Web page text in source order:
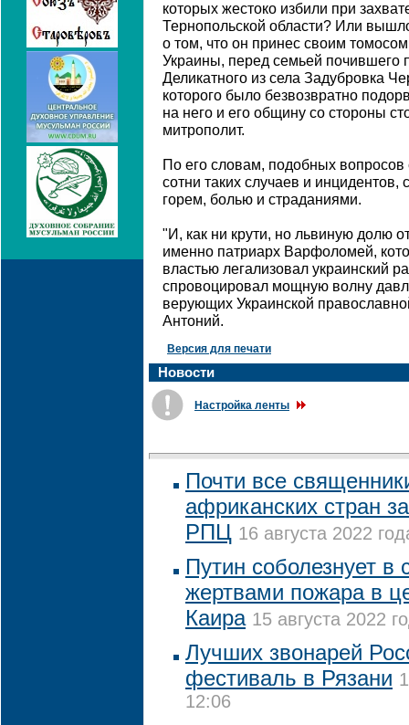
которых жестоко избили при
Тернопольской области? Или
о том, что он принес своим
Украины, перед семьей почившего
Деликатного из села Задубровка
которого было безвозвратно
на него и его общину со стороны
митрополит.
По его словам, подобных вопросов
сотни таких случаев и
горем, болью и страданиями.
"И, как ни крути, но львиную долю
именно патриарх Варфоломей,
властью легализовал украинский
спровоцировал мощную волну
верующих Украинской
Антоний.
Версия для печати
Новости
Настройка ленты
Почти все
африканских стран
РПЦ 16 августа 2022
Путин соболезнует в
жертвами пожара в
Каира 15 августа 2022
Лучших звонарей
фестиваль в Рязани
12:06